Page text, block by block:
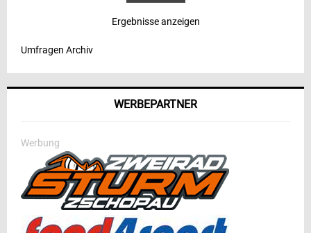
Ergebnisse anzeigen
Umfragen Archiv
WERBEPARTNER
Werbung